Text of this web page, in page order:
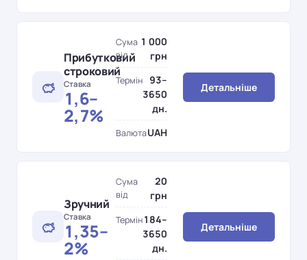
Прибутковий
строковий
Ставка
1,6–
2,7%
Сума
від
1 000
грн
Термін
93–
3650
дн.
ВалютаUAH
Детальніше
Зручний
Ставка
1,35–
2%
Сума
від
20
грн
Термін184–
3650
дн.
Детальніше